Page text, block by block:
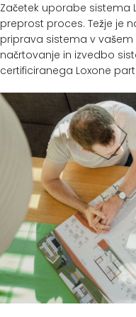
Začetek uporabe sistema
preprost proces. Težje je
priprava sistema v vašem
načrtovanje in izvedbo
certificiranega Loxone